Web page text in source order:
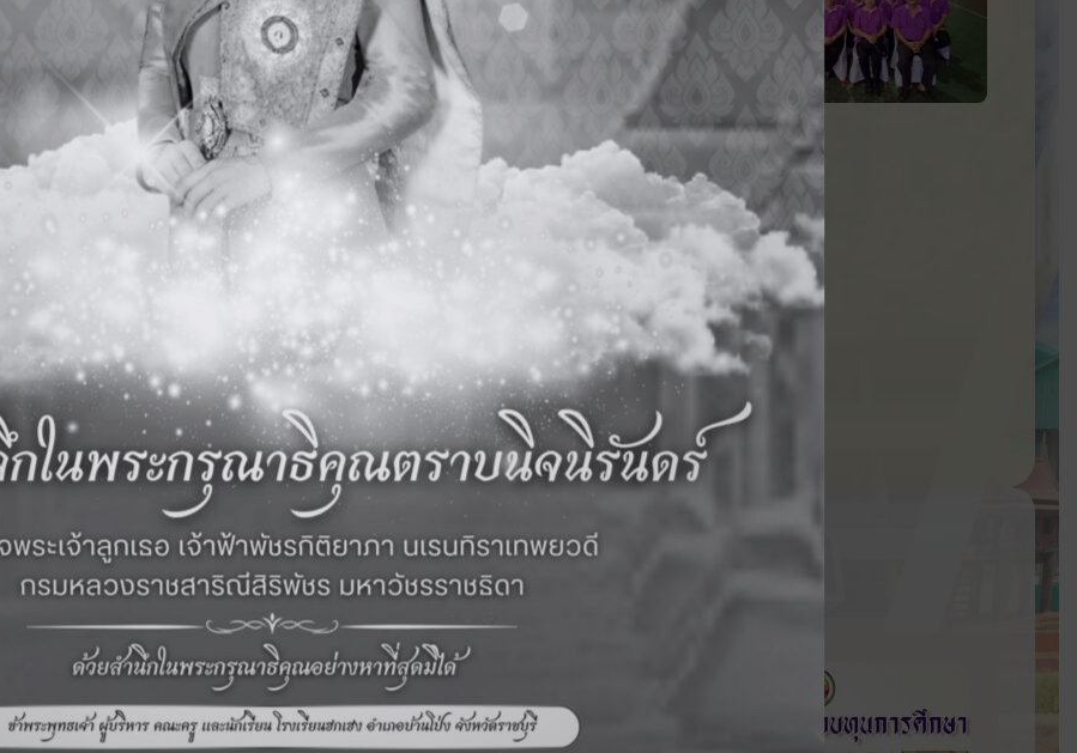
‹ กิจกรรมก่อนหน้า ดูภาพกิจกรรมอื่นๆ ในปี 2560 กิจกรรมถัดไป ›
ข่าวสารและภาพกิจกรรมทางการศึกษา
11 มิ.ย. 2569 กิจกรรม
โรงเรียนฮกเฮง จัดกิจกรรมวันไหว้ครู และมอบทุนการศึกษา ประจำปีการ
ศึกษา 2569 วันที่ 11 มิถุนายน 2569